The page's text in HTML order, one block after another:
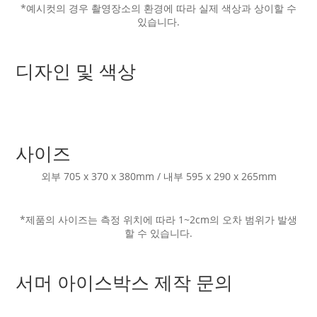
*예시컷의 경우 촬영장소의 환경에 따라 실제 색상과 상이할 수
있습니다.
디자인 및 색상
사이즈
외부 705 x 370 x 380mm / 내부 595 x 290 x 265mm
*제품의 사이즈는 측정 위치에 따라 1~2cm의 오차 범위가 발생
할 수 있습니다.
서머 아이스박스 제작 문의